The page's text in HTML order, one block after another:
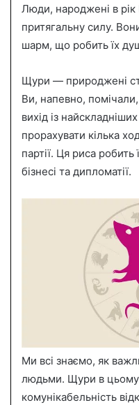
Люди, народжені в
притягальну силу.
шарм, що робить їх
Щури — природжені
Ви, напевно,
вихід із
прорахувати кілька
партії. Ця риса
бізнесі та дипломатії.
Ми всі знаємо, як
людьми. Щури в цьому
комунікабельність